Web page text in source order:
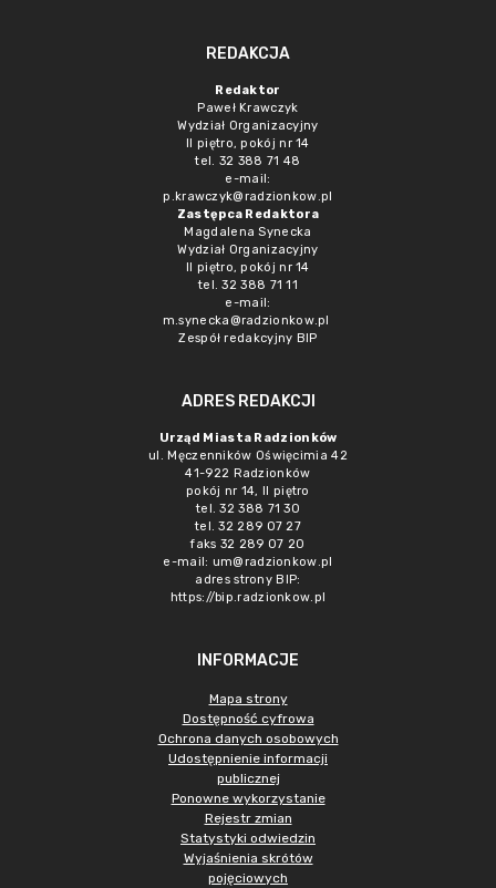
REDAKCJA
Redaktor
Paweł Krawczyk
Wydział Organizacyjny
II piętro, pokój nr 14
tel. 32 388 71 48
e-mail:
p.krawczyk@radzionkow.pl
Zastępca Redaktora
Magdalena Synecka
Wydział Organizacyjny
II piętro, pokój nr 14
tel. 32 388 71 11
e-mail:
m.synecka@radzionkow.pl
Zespół redakcyjny BIP
ADRES REDAKCJI
Urząd Miasta Radzionków
ul. Męczenników Oświęcimia 42
41-922 Radzionków
pokój nr 14, II piętro
tel. 32 388 71 30
tel. 32 289 07 27
faks 32 289 07 20
e-mail: um@radzionkow.pl
adres strony BIP:
https://bip.radzionkow.pl
INFORMACJE
Mapa strony
Dostępność cyfrowa
Ochrona danych osobowych
Udostępnienie informacji
publicznej
Ponowne wykorzystanie
Rejestr zmian
Statystyki odwiedzin
Wyjaśnienia skrótów
pojęciowych